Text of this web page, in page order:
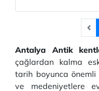
Antalya Antik
çağlardan kalma
tarih boyunca
ve medeniyetlere